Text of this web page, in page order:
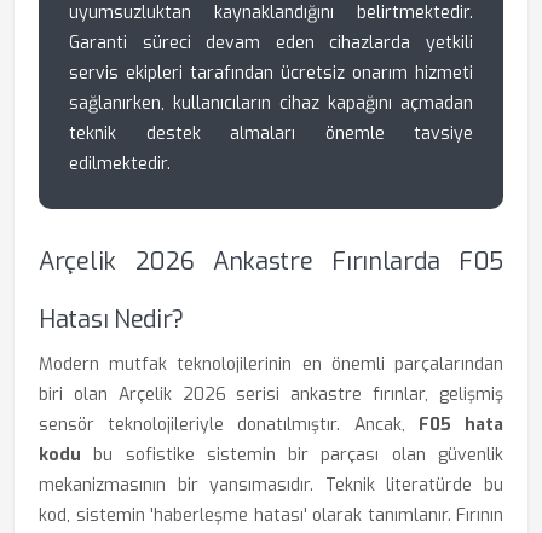
uyumsuzluktan kaynaklandığını belirtmektedir.
Garanti süreci devam eden cihazlarda yetkili
servis ekipleri tarafından ücretsiz onarım hizmeti
sağlanırken, kullanıcıların cihaz kapağını açmadan
teknik destek almaları önemle tavsiye
edilmektedir.
Arçelik 2026 Ankastre Fırınlarda F05
Hatası Nedir?
Modern mutfak teknolojilerinin en önemli parçalarından
biri olan Arçelik 2026 serisi ankastre fırınlar, gelişmiş
sensör teknolojileriyle donatılmıştır. Ancak, F05 hata
kodu bu sofistike sistemin bir parçası olan güvenlik
mekanizmasının bir yansımasıdır. Teknik literatürde bu
kod, sistemin 'haberleşme hatası' olarak tanımlanır. Fırının